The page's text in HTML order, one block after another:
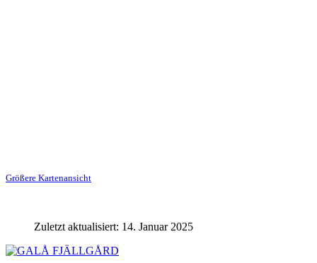
Größere Kartenansicht
Zuletzt aktualisiert: 14. Januar 2025